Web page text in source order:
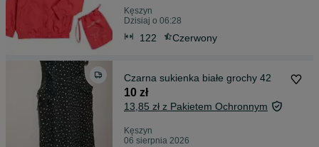
Kęszyn
Dzisiaj o 06:28
122 Czerwony
Czarna sukienka białe grochy 42
10 zł
13,85 zł z Pakietem Ochronnym
Kęszyn
06 sierpnia 2026